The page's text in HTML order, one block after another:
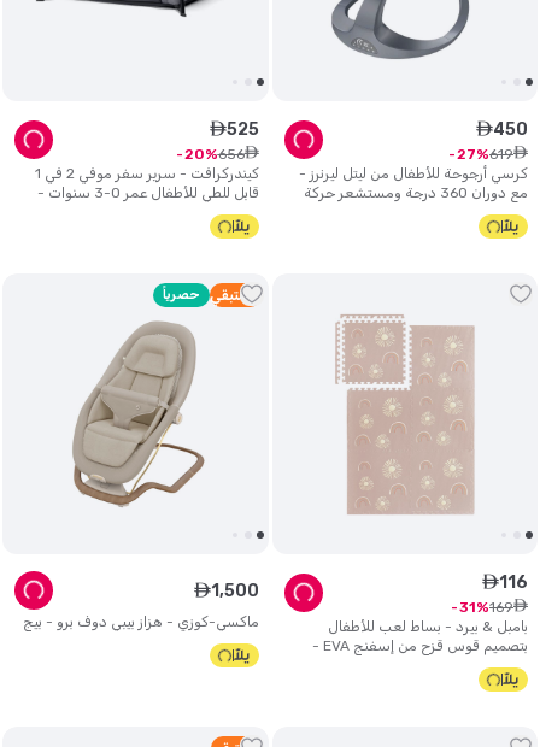
كرسي أرجوحة للأطفال من ليتل ليرنرز -
مع دوران 360 درجة ومستشعر حركة
ذكي - رمادي
ê450
ê
619
27
كيندركرافت - سرير سفر موفي 2 في 1
قابل للطي للأطفال عمر 0-3 سنوات -
رمادي
ê525
ê
656
20
بامبل & بيرد - بساط لعب للأطفال
بتصميم قوس قزح من إسفنج EVA -
طقم 6 قطع
ê116
ê
169
31
4 متبقي حصرياً
ماكسي-كوزي - هزاز بيبي دوف برو - بيج
ê1,500